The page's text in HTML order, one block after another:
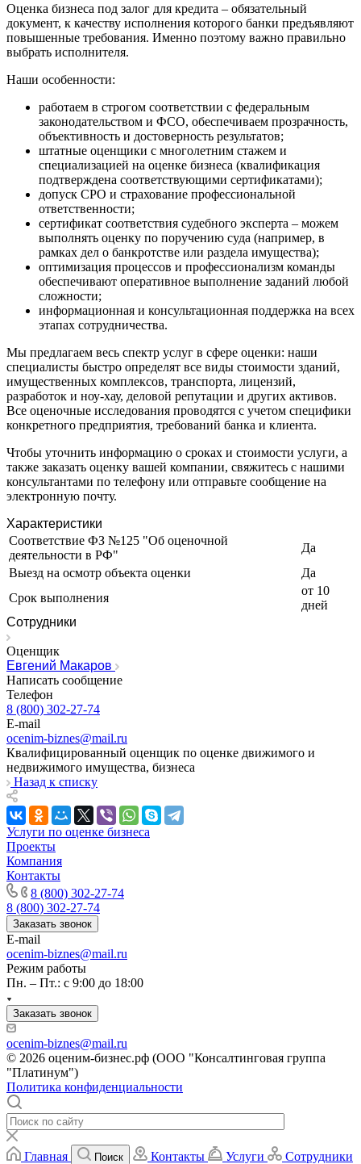
Оценка бизнеса под залог для кредита – обязательный
документ, к качеству исполнения которого банки предъявляют
повышенные требования. Именно поэтому важно правильно
выбрать исполнителя.
Наши особенности:
работаем в строгом соответствии с федеральным
законодательством и ФСО, обеспечиваем прозрачность,
объективность и достоверность результатов;
штатные оценщики с многолетним стажем и
специализацией на оценке бизнеса (квалификация
подтверждена соответствующими сертификатами);
допуск СРО и страхование профессиональной
ответственности;
сертификат соответствия судебного эксперта – можем
выполнять оценку по поручению суда (например, в
рамках дел о банкротстве или раздела имущества);
оптимизация процессов и профессионализм команды
обеспечивают оперативное выполнение заданий любой
сложности;
информационная и консультационная поддержка на всех
этапах сотрудничества.
Мы предлагаем весь спектр услуг в сфере оценки: наши
специалисты быстро определят все виды стоимости зданий,
имущественных комплексов, транспорта, лицензий,
разработок и ноу-хау, деловой репутации и других активов.
Все оценочные исследования проводятся с учетом специфики
конкретного предприятия, требований банка и клиента.
Чтобы уточнить информацию о сроках и стоимости услуги, а
также заказать оценку вашей компании, свяжитесь с нашими
консультантами по телефону или отправьте сообщение на
электронную почту.
Характеристики
Соответствие ФЗ №125 "Об оценочной
деятельности в РФ"
Да
Выезд на осмотр объекта оценки
Да
Срок выполнения
от 10
дней
Сотрудники
Оценщик
Евгений Макаров
Написать сообщение
Телефон
8 (800) 302-27-74
E-mail
ocenim-biznes@mail.ru
Квалифицированный оценщик по оценке движимого и
недвижимого имущества, бизнеса
Назад к списку
Услуги по оценке бизнеса
Проекты
Компания
Контакты
8 (800) 302-27-74
8 (800) 302-27-74
Заказать звонок
E-mail
ocenim-biznes@mail.ru
Режим работы
Пн. – Пт.: с 9:00 до 18:00
Заказать звонок
ocenim-biznes@mail.ru
© 2026 оценим-бизнес.рф (ООО "Консалтинговая группа
"Платинум")
Политика конфиденциальности
Главная Поиск Контакты Услуги Сотрудники
Долгопрудный
Домодедово
Донецк
Дюртюли
Евпатория
Егорьевск
Елизово
Енисейск
Ермолино
Ессентуки
Железногорск
Железногорск-Илимский
Жуковский
Заводоуковск
Заозерный
Заполярный
Зарайск
Заречный
Звенигород
Зеленоград
Зеленодольск
Златоуст
Ивантеевка
Изобильный
Ипатово
Ирбит
Иркутск
Искитим
Истра
Ишим
Ишимбай
Йошкар-Ола
Казань
Калининград
Калуга
Камбарка
Каменка
Каменск-Уральский
Каменск-Шахтинский
Камень-на-Оби
Камышин
Камышлов
Канаш
Кандалакша
Канск
Карачев
Карпинск
Касли
Каспийск
Кашира
Кемерово
Керчь
Кизляр